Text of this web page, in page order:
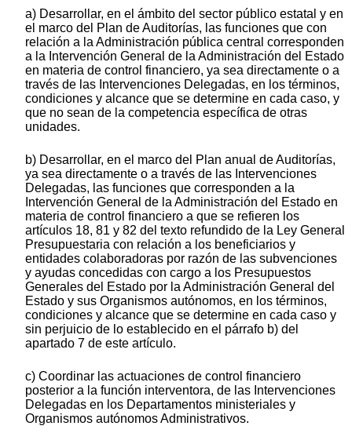
a) Desarrollar, en el ámbito del sector público estatal y en
el marco del Plan de Auditorías, las funciones que con
relación a la Administración pública central corresponden
a la Intervención General de la Administración del Estado
en materia de control financiero, ya sea directamente o a
través de las Intervenciones Delegadas, en los términos,
condiciones y alcance que se determine en cada caso, y
que no sean de la competencia específica de otras
unidades.
b) Desarrollar, en el marco del Plan anual de Auditorías,
ya sea directamente o a través de las Intervenciones
Delegadas, las funciones que corresponden a la
Intervención General de la Administración del Estado en
materia de control financiero a que se refieren los
artículos 18, 81 y 82 del texto refundido de la Ley General
Presupuestaria con relación a los beneficiarios y
entidades colaboradoras por razón de las subvenciones
y ayudas concedidas con cargo a los Presupuestos
Generales del Estado por la Administración General del
Estado y sus Organismos autónomos, en los términos,
condiciones y alcance que se determine en cada caso y
sin perjuicio de lo establecido en el párrafo b) del
apartado 7 de este artículo.
c) Coordinar las actuaciones de control financiero
posterior a la función interventora, de las Intervenciones
Delegadas en los Departamentos ministeriales y
Organismos autónomos Administrativos.